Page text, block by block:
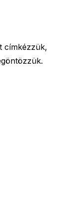
címkézzük,